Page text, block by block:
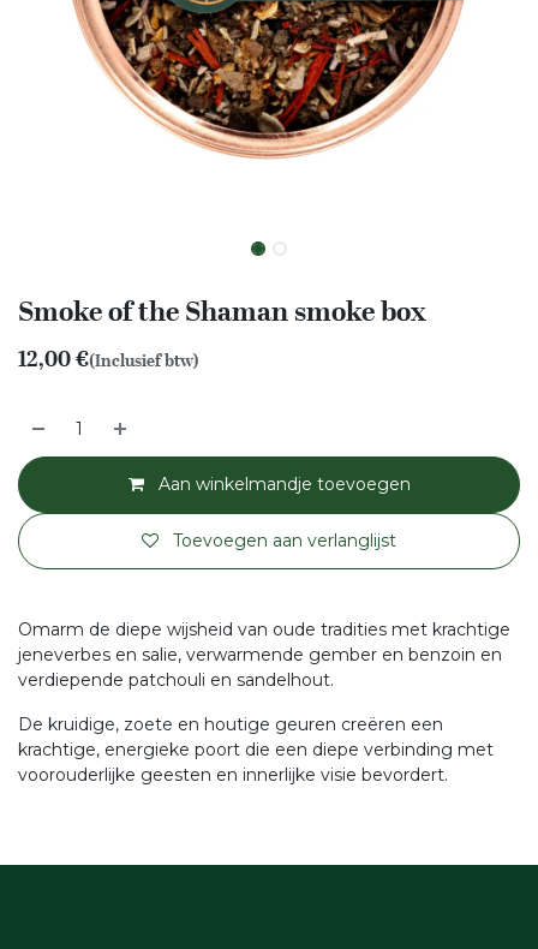
Smoke of the Shaman smoke box
12,00€(Inclusief btw)
Aan winkelmandje toevoegen
Toevoegen aan verlanglijst
Omarm de diepe wijsheid van oude tradities met krachtige
jeneverbes en salie, verwarmende gember en benzoin en
verdiepende patchouli en sandelhout.
De kruidige, zoete en houtige geuren creëren een
krachtige, energieke poort die een diepe verbinding met
voorouderlijke geesten en innerlijke visie bevordert.